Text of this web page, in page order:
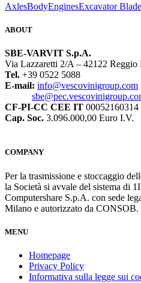
AxlesBodyEnginesExcavator
ABOUT
SBE-VARVIT S.p.A.
Via Lazzaretti 2/A – 42122 Reggio
Tel. +39 0522 5088
E-mail: info@vescovinigroup.com
CF-PI-CC CEE IT 00052160314
Cap. Soc. 3.096.000,00 Euro I.V.
COMPANY
Per la trasmissione e stoccaggio
la Società si avvale del sistema di
Computershare S.p.A. con sede
Milano e autorizzato da CONSOB.
MENU
Homepage
Privacy Policy
Informativa sulla legge sui